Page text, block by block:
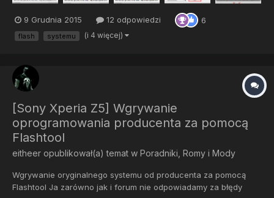
9 Grudnia 2015 12 odpowiedzi 6
flash systemu (i 4 więcej)
[Sony Xperia Z5] Wgrywanie
oprogramowania producenta za pomocą
Flashtool
eitheer opublikował(a) temat w Poradniki, Romy i Mody
Wgrywanie oryginalnego systemu od producenta za pomocą
Flashtool Ja zarówno jak i forum nie odpowiadamy za błędy